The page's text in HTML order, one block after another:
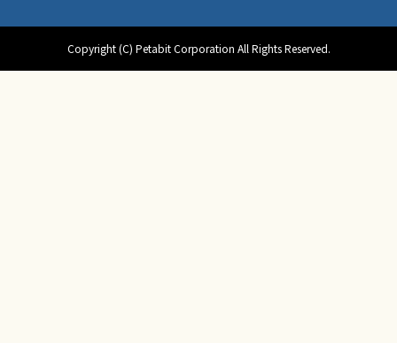
Copyright (C) Petabit Corporation All Rights Reserved.